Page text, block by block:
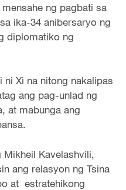
ng pagbati sa
ika-34 anibersaryo ng
diplomatiko ng
ni Xi na nitong nakalipas
ang pag-unlad ng
at mabunga ang
Mikheil Kavelashvili,
ang relasyon ng Tsina
at estratehikong